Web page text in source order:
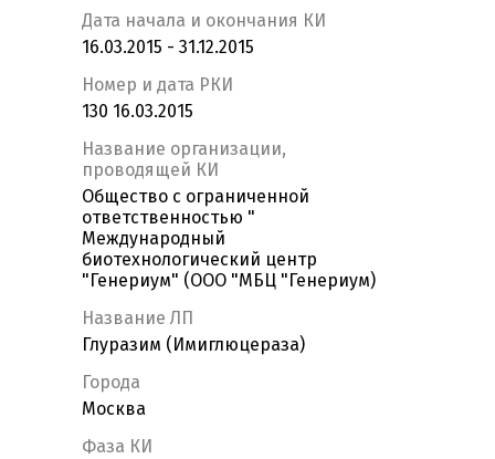
Дата начала и окончания КИ
16.03.2015 - 31.12.2015
Номер и дата РКИ
130 16.03.2015
Название организации,
проводящей КИ
Общество с ограниченной
ответственностью "
Международный
биотехнологический центр
"Генериум" (ООО "МБЦ "Генериум)
Название ЛП
Глуразим (Имиглюцераза)
Города
Москва
Фаза КИ